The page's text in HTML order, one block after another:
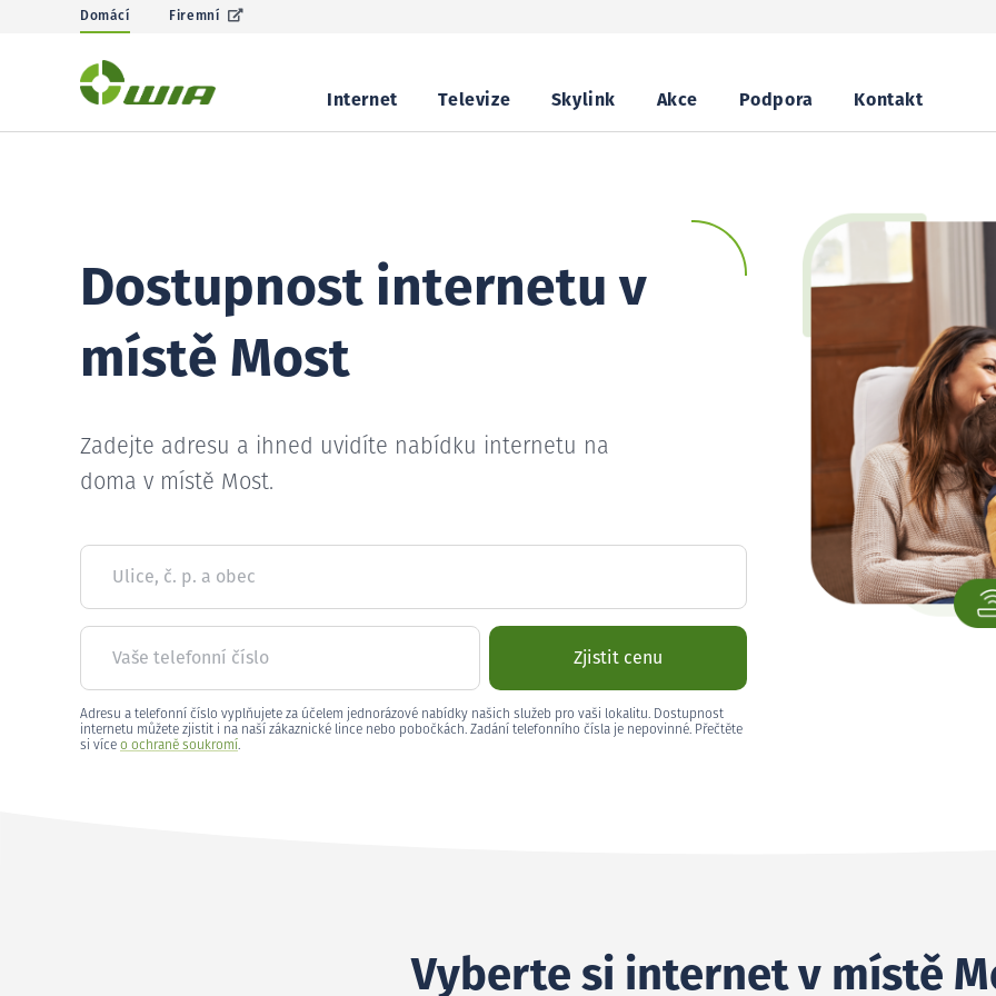
Domácí Firemní
Internet Televize Skylink Akce Podpora Kontakt
Dostupnost internetu v
místě Most
Zadejte adresu a ihned uvidíte nabídku internetu na
doma v místě Most.
Ulice, č. p. a obec
Vaše telefonní číslo Zjistit cenu
Adresu a telefonní číslo vyplňujete za účelem jednorázové nabídky našich služeb pro vaši lokalitu. Dostupnost
internetu můžete zjistit i na naší zákaznické lince nebo pobočkách. Zadání telefonního čísla je nepovinné. Přečtěte
si více o ochraně soukromí.
Vyberte si internet v místě